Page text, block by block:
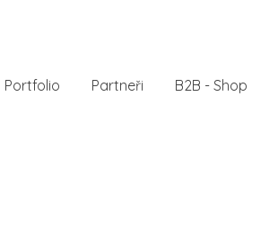
Portfolio Partneři B2B - Shop